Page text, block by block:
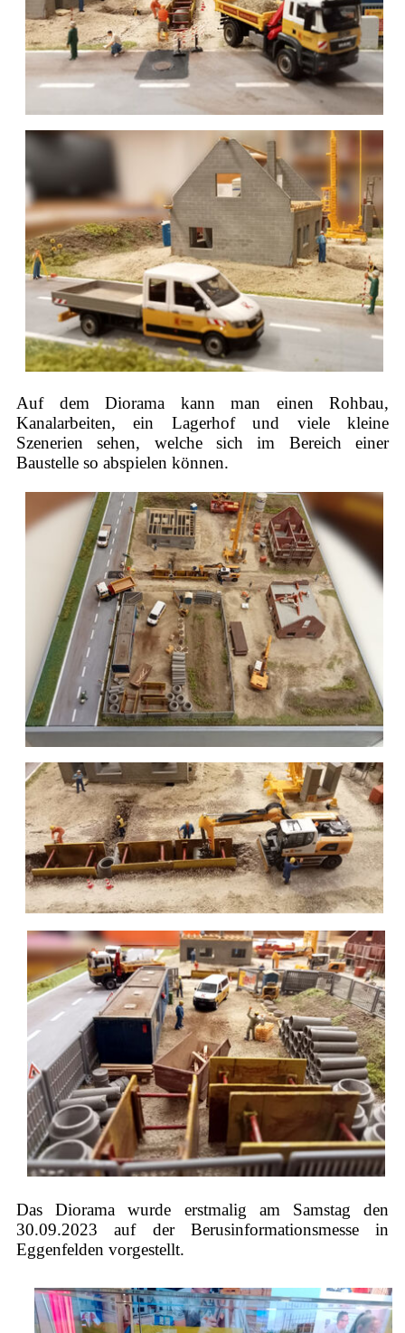
Auf dem Diorama kann man einen Rohbau,
Kanalarbeiten, ein Lagerhof und viele kleine
Szenerien sehen, welche sich im Bereich einer
Baustelle so abspielen können.
Das Diorama wurde erstmalig am Samstag den
30.09.2023 auf der Berusinformationsmesse in
Eggenfelden vorgestellt.